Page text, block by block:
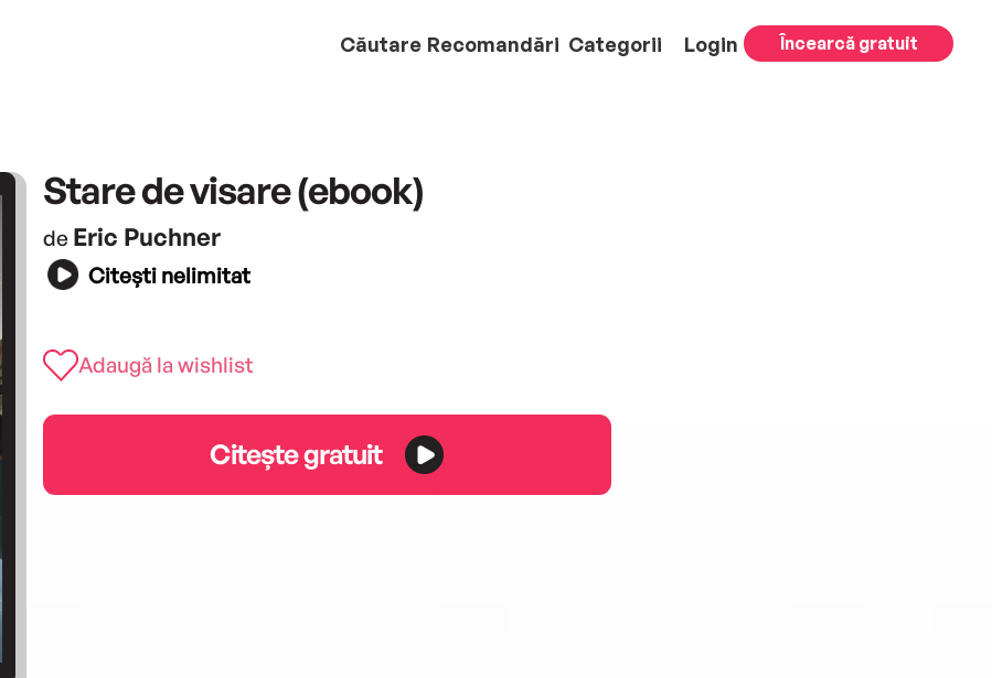
Căutare Recomandări Categorii Login Încearcă gratuit
Stare de visare (ebook)
de Eric Puchner
Citești nelimitat
Adaugă la wishlist
Citește gratuit